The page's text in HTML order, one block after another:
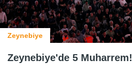
Zeynebiye
Zeynebiye'de 5 Muharrem!